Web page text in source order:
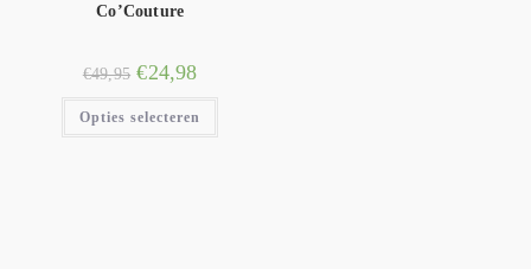
Co’Couture
€49,95 €24,98
Opties selecteren